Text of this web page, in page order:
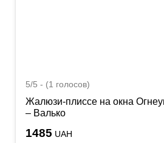
5/5 - (1 голосов)
Жалюзи-плиссе на окна
– Валько
1485 UAH